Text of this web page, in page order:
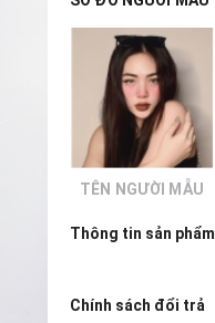
TÊN NGƯỜI MẪU
Thông tin sản phẩm
Chính sách đổi trả